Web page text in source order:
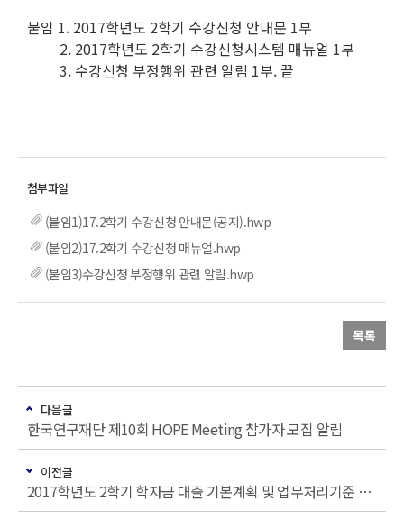
붙임 1. 2017학년도 2학기 수강신청 안내문 1부
2. 2017학년도 2학기 수강신청시스템 매뉴얼 1부
3. 수강신청 부정행위 관련 알림 1부. 끝
(붙임1)17.2학기 수강신청 안내문(공지).hwp
(붙임2)17.2학기 수강신청 매뉴얼.hwp
(붙임3)수강신청 부정행위 관련 알림.hwp
목록
다음글
한국연구재단 제10회 HOPE Meeting 참가자 모집 알림
이전글
2017학년도 2학기 학자금 대출 기본계획 및 업무처리기준 알림